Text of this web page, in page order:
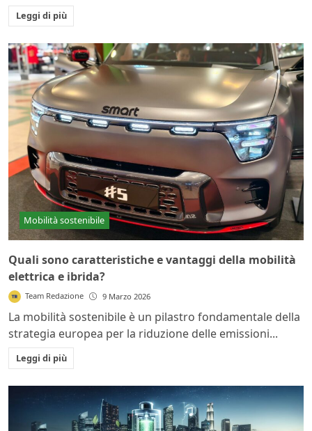
Leggi di più
Mobilità sostenibile
Quali sono caratteristiche e vantaggi della mobilità
elettrica e ibrida?
Team Redazione 9 Marzo 2026
La mobilità sostenibile è un pilastro fondamentale della
strategia europea per la riduzione delle emissioni...
Leggi di più